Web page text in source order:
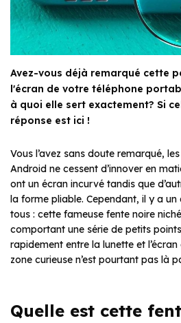
Avez-vous déjà remarqué cette
l'écran de votre téléphone
à quoi elle sert exactement? Si
réponse est ici !
Vous l’avez sans doute remarqué,
Android ne cessent d’innover en
ont un écran incurvé tandis que
la forme pliable. Cependant, il y a
tous : cette fameuse fente noire
comportant une série de petits
rapidement entre la lunette et
zone curieuse n’est pourtant pas là
Quelle est cette